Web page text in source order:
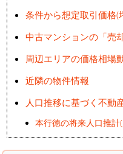
条件から想定取引価格(
中古マンションの「売
周辺エリアの価格相場
近隣の物件情報
人口推移に基づく不動
本行徳の将来人口推計